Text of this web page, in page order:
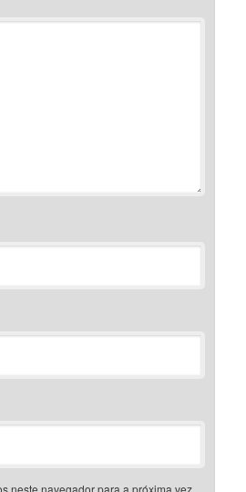
neste navegador para a próxima vez